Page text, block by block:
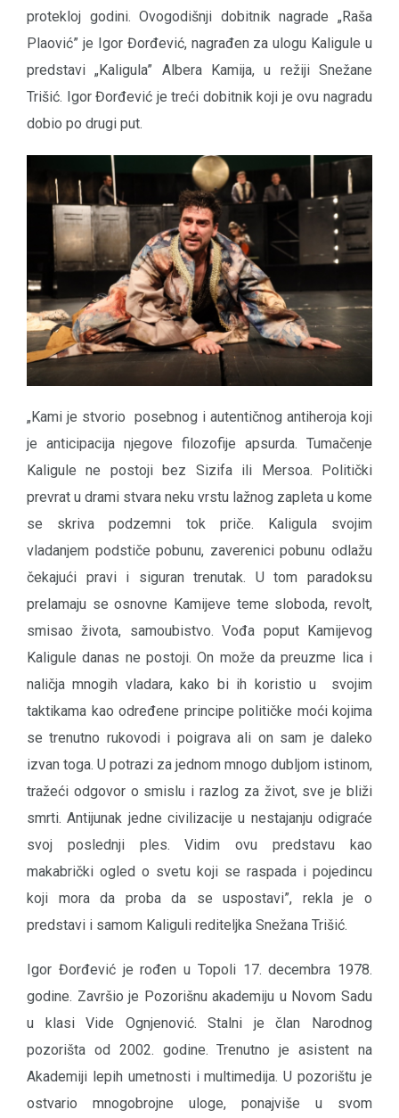
protekloj godini. Ovogodišnji dobitnik nagrade „Raša
Plaović” je Igor Đorđević, nagrađen za ulogu Kaligule u
predstavi „Kaligula” Albera Kamija, u režiji Snežane
Trišić. Igor Đorđević je treći dobitnik koji je ovu nagradu
dobio po drugi put.
„Kami je stvorio posebnog i autentičnog antiheroja koji
je anticipacija njegove filozofije apsurda. Tumačenje
Kaligule ne postoji bez Sizifa ili Mersoa. Politički
prevrat u drami stvara neku vrstu lažnog zapleta u kome
se skriva podzemni tok priče. Kaligula svojim
vladanjem podstiče pobunu, zaverenici pobunu odlažu
čekajući pravi i siguran trenutak. U tom paradoksu
prelamaju se osnovne Kamijeve teme sloboda, revolt,
smisao života, samoubistvo. Vođa poput Kamijevog
Kaligule danas ne postoji. On može da preuzme lica i
naličja mnogih vladara, kako bi ih koristio u svojim
taktikama kao određene principe političke moći kojima
se trenutno rukovodi i poigrava ali on sam je daleko
izvan toga. U potrazi za jednom mnogo dubljom istinom,
tražeći odgovor o smislu i razlog za život, sve je bliži
smrti. Antijunak jedne civilizacije u nestajanju odigraće
svoj poslednji ples. Vidim ovu predstavu kao
makabrički ogled o svetu koji se raspada i pojedincu
koji mora da proba da se uspostavi”, rekla je o
predstavi i samom Kaliguli rediteljka Snežana Trišić.
Igor Đorđević je rođen u Topoli 17. decembra 1978.
godine. Završio je Pozorišnu akademiju u Novom Sadu
u klasi Vide Ognjenović. Stalni je član Narodnog
pozorišta od 2002. godine. Trenutno je asistent na
Akademiji lepih umetnosti i multimedija. U pozorištu je
ostvario mnogobrojne uloge, ponajviše u svom